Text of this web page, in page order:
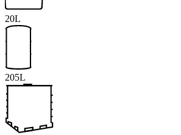
20L
205L